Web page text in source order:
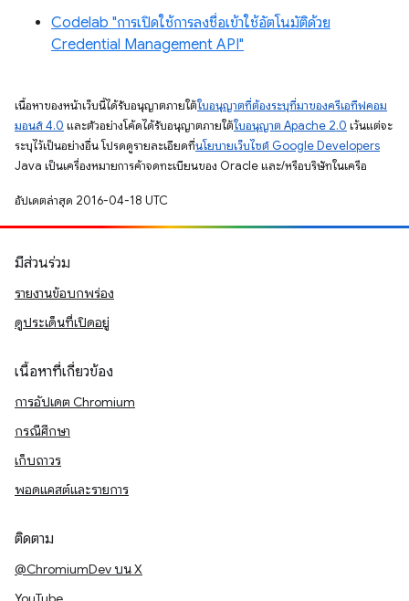
Codelab "การเปิดใช้การลงชื่อเข้าใช้อัตโนมัติด้วย
Credential Management API"
เนื้อหาของหน้าเว็บนี้ได้รับอนุญาตภายใต้ใบอนุญาตที่ต้องระบุที่มาของครีเอทีฟคอม
มอนส์ 4.0 และตัวอย่างโค้ดได้รับอนุญาตภายใต้ใบอนุญาต Apache 2.0 เว้นแต่จะ
ระบุไว้เป็นอย่างอื่น โปรดดูรายละเอียดที่นโยบายเว็บไซต์ Google Developers
Java เป็นเครื่องหมายการค้าจดทะเบียนของ Oracle และ/หรือบริษัทในเครือ
อัปเดตล่าสุด 2016-04-18 UTC
มีส่วนร่วม
รายงานข้อบกพร่อง
ดูประเด็นที่เปิดอยู่
เนื้อหาที่เกี่ยวข้อง
การอัปเดต Chromium
กรณีศึกษา
เก็บถาวร
พอดแคสต์และรายการ
ติดตาม
@ChromiumDev บน X